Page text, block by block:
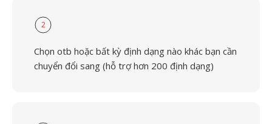
2
Chọn otb hoặc bất kỳ định dạng nào khác bạn cần
chuyển đổi sang (hỗ trợ hơn 200 định dạng)